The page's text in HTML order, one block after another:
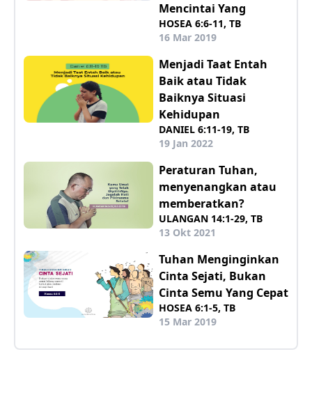
Mencintai Yang
HOSEA 6:6-11, TB
16 Mar 2019
Menjadi Taat Entah
Baik atau Tidak
Baiknya Situasi
Kehidupan
DANIEL 6:11-19, TB
19 Jan 2022
Peraturan Tuhan,
menyenangkan atau
memberatkan?
ULANGAN 14:1-29, TB
13 Okt 2021
Tuhan Menginginkan
Cinta Sejati, Bukan
Cinta Semu Yang Cepat
HOSEA 6:1-5, TB
15 Mar 2019